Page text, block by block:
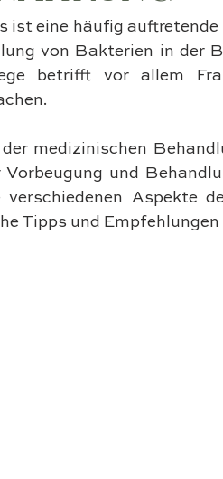
ist eine häufig
von Bakterien in der
betrifft vor allem
der medizinischen
Vorbeugung und
verschiedenen Aspekte
Tipps und Empfehlungen